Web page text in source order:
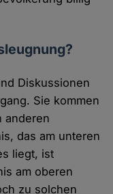
Diskussionen
Sie kommen
anderen
das am unteren
liegt, ist
am oberen
zu solchen